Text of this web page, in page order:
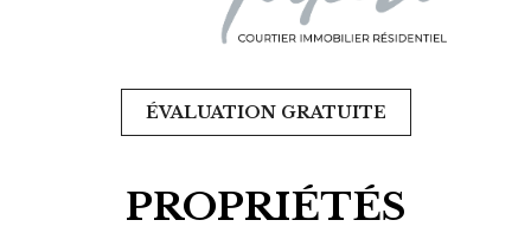
ÉVALUATION GRATUITE
PROPRIÉTÉS